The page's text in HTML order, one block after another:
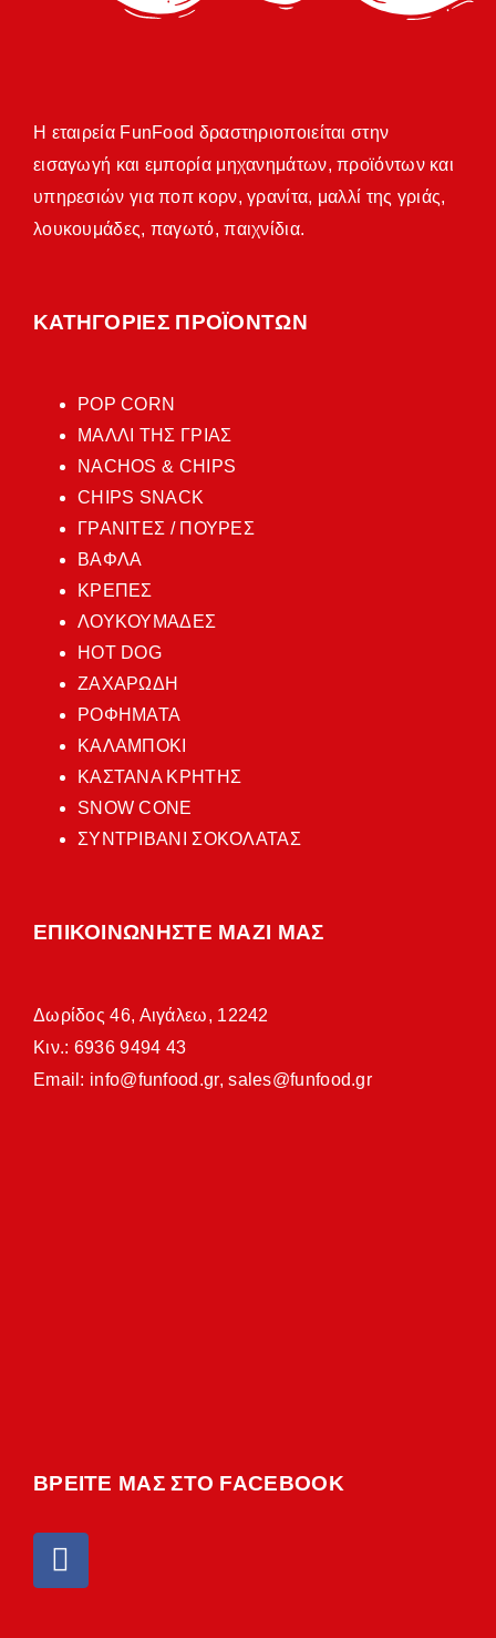
Η εταιρεία FunFood δραστηριοποιείται στην
εισαγωγή και εμπορία μηχανημάτων, προϊόντων και
υπηρεσιών για ποπ κορν, γρανίτα, μαλλί της γριάς,
λουκουμάδες, παγωτό, παιχνίδια.
ΚΑΤΗΓΟΡΙΕΣ ΠΡΟΪΟΝΤΩΝ
POP CORN
ΜΑΛΛΙ ΤΗΣ ΓΡΙΑΣ
NACHOS & CHIPS
CHIPS SNACK
ΓΡΑΝΙΤΕΣ / ΠΟΥΡΕΣ
ΒΑΦΛΑ
ΚΡΕΠΕΣ
ΛΟΥΚΟΥΜΑΔΕΣ
HOT DOG
ΖΑΧΑΡΩΔΗ
ΡΟΦΗΜΑΤΑ
ΚΑΛΑΜΠΟΚΙ
ΚΑΣΤΑΝΑ ΚΡΗΤΗΣ
SNOW CONE
ΣΥΝΤΡΙΒΑΝΙ ΣΟΚΟΛΑΤΑΣ
ΕΠΙΚΟΙΝΩΝΗΣΤΕ ΜΑΖΙ ΜΑΣ
Δωρίδος 46, Αιγάλεω, 12242
Κιν.: 6936 9494 43
Email: info@funfood.gr,sales@funfood.gr
ΒΡΕΙΤΕ ΜΑΣ ΣΤΟ FACEBOOK